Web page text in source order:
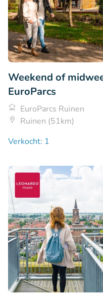
Weekend of
EuroParcs
EuroParcs Ruinen
Ruinen (51km)
Verkocht: 1